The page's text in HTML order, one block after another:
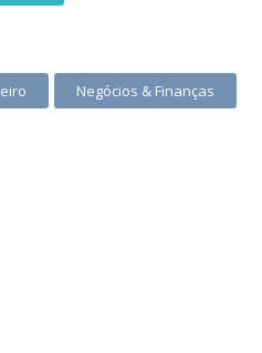
Negócios & Finanças